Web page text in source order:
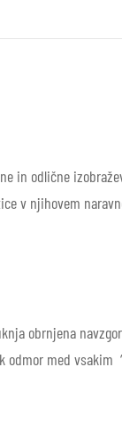
in odlične
v njihovem
obrnjena
odmor med vsakim